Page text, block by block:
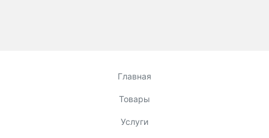
Главная
Товары
Услуги